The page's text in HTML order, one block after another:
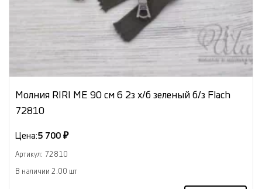
Молния RIRI МЕ 90 см 6 2з х/б зеленый б/з Flach
72810
Цена:5 700 ₽
Артикул: 72810
В наличии 2.00 шт